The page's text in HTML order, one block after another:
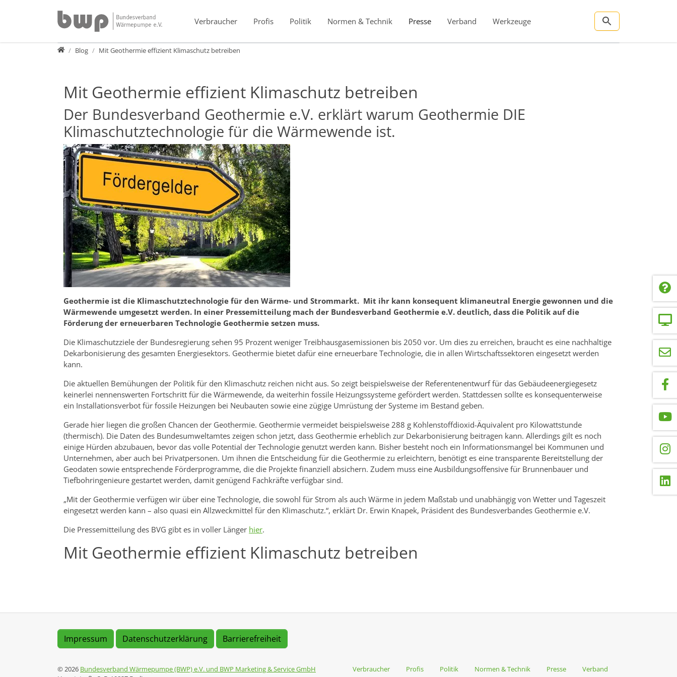
Verbraucher
Profis Politik Normen & Technik Presse Verband Werkzeuge
Presse
Blog Mit Geothermie effizient Klimaschutz betreiben
Mit Geothermie effizient Klimaschutz betreiben
Der Bundesverband Geothermie e.V. erklärt warum Geothermie DIE
Klimaschutztechnologie für die Wärmewende ist.
Geothermie ist die Klimaschutztechnologie für den Wärme- und Strommarkt. Mit ihr kann konsequent klimaneutral Energie gewonnen und die
Wärmewende umgesetzt werden. In einer Pressemitteilung mach der Bundesverband Geothermie e.V. deutlich, dass die Politik auf die
Förderung der erneuerbaren Technologie Geothermie setzen muss.
Die Klimaschutzziele der Bundesregierung sehen 95 Prozent weniger Treibhausgasemissionen bis 2050 vor. Um dies zu erreichen, braucht es eine nachhaltige
Dekarbonisierung des gesamten Energiesektors. Geothermie bietet dafür eine erneuerbare Technologie, die in allen Wirtschaftssektoren eingesetzt werden
kann.
Die aktuellen Bemühungen der Politik für den Klimaschutz reichen nicht aus. So zeigt beispielsweise der Referentenentwurf für das Gebäudeenergiegesetz
keinerlei nennenswerten Fortschritt für die Wärmewende, da weiterhin fossile Heizungssysteme gefördert werden. Stattdessen sollte es konsequenterweise
ein Installationsverbot für fossile Heizungen bei Neubauten sowie eine zügige Umrüstung der Systeme im Bestand geben.
Gerade hier liegen die großen Chancen der Geothermie. Geothermie vermeidet beispielsweise 288 g Kohlenstoffdioxid-Äquivalent pro Kilowattstunde
(thermisch). Die Daten des Bundesumweltamtes zeigen schon jetzt, dass Geothermie erheblich zur Dekarbonisierung beitragen kann. Allerdings gilt es noch
einige Hürden abzubauen, bevor das volle Potential der Technologie genutzt werden kann. Bisher besteht noch ein Informationsmangel bei Kommunen und
Unternehmen, aber auch bei Privatpersonen. Um ihnen die Entscheidung für die Geothermie zu erleichtern, benötigt es eine transparente Bereitstellung der
Geodaten sowie entsprechende Förderprogramme, die die Projekte finanziell absichern. Zudem muss eine Ausbildungsoffensive für Brunnenbauer und
Tiefbohringenieure gestartet werden, damit genügend Fachkräfte verfügbar sind.
„Mit der Geothermie verfügen wir über eine Technologie, die sowohl für Strom als auch Wärme in jedem Maßstab und unabhängig von Wetter und Tageszeit
eingesetzt werden kann – also quasi ein Allzweckmittel für den Klimaschutz.“, erklärt Dr. Erwin Knapek, Präsident des Bundesverbandes Geothermie e.V.
Die Pressemitteilung des BVG gibt es in voller Länger hier.
Mit Geothermie effizient Klimaschutz betreiben
Impressum Datenschutzerklärung Barrierefreiheit
© 2026 Bundesverband Wärmepumpe (BWP) e.V. und BWP Marketing & Service GmbH
Verbraucher Profis Politik Normen & Technik Presse Verband